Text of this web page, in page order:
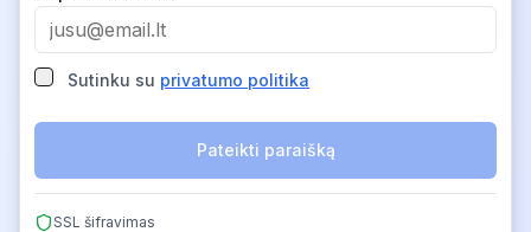
Sutinku su privatumo politika
Pateikti paraišką
SSL šifravimas